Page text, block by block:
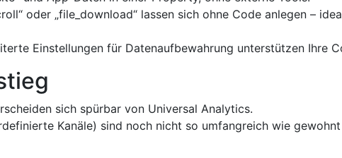
oder „file_download“ lassen sich ohne Code anlegen –
Einstellungen für Daten­aufbewahrung unterstützen Ihre
sich spürbar von Universal Analytics.
Kanäle) sind noch nicht so umfangreich wie